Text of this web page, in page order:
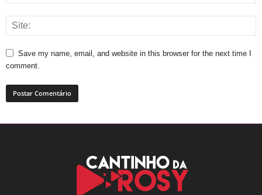
Save my name, email, and website in this browser for the next time I
comment.